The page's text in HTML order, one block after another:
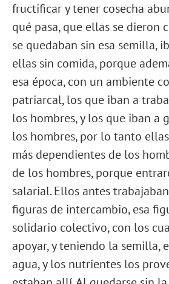
fructificar y tener cosecha
qué pasa, que ellas se dieron
se quedaban sin esa semilla,
ellas sin comida, porque
esa época, con un ambiente
patriarcal, los que iban a
los hombres, y los que iban a
los hombres, por lo tanto
más dependientes de los
de los hombres, porque
salarial. Ellos antes
figuras de intercambio, esa
solidario colectivo, con los
apoyar, y teniendo la semilla,
agua, y los nutrientes los